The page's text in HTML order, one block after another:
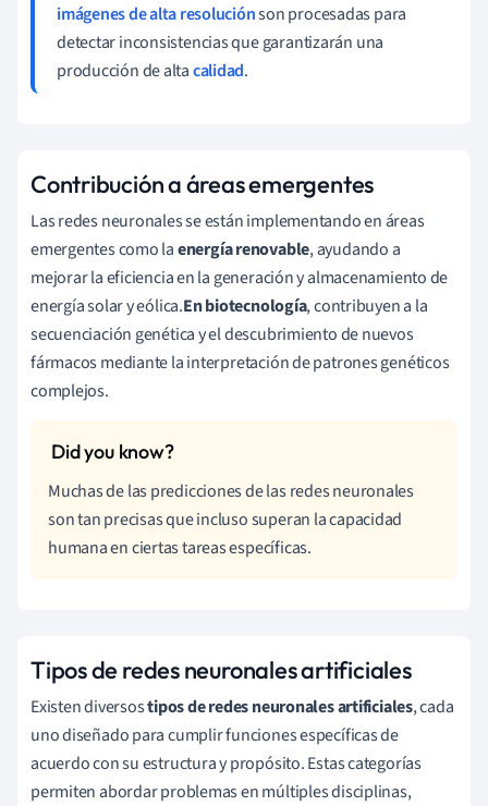
imágenes de alta resoluciónson procesadas para
detectar inconsistencias que garantizarán una
producción de altacalidad.
Contribución a áreas emergentes
Las redes neuronales se están implementando en áreas
emergentes como laenergía renovable, ayudando a
mejorar la eficiencia en la generación y almacenamiento de
energía solar y eólica.En biotecnología, contribuyen a la
secuenciación genética y el descubrimiento de nuevos
fármacos mediante la interpretación de patrones genéticos
complejos.
Muchas de las predicciones de las redes neuronales
son tan precisas que incluso superan la capacidad
humana en ciertas tareas específicas.
Tipos de redes neuronales artificiales
Existen diversostipos de redes neuronales artificiales, cada
uno diseñado para cumplir funciones específicas de
acuerdo con su estructura y propósito. Estas categorías
permiten abordar problemas en múltiples disciplinas,